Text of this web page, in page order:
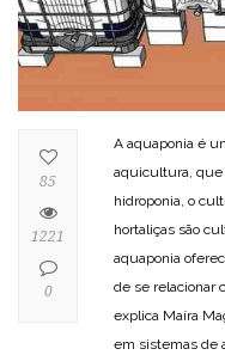
A aquaponia é
aquicultura, que
hidroponia, o
hortaliças são
aquaponia
de se relacionar
explica Maíra
em sistemas de
85
1221
0